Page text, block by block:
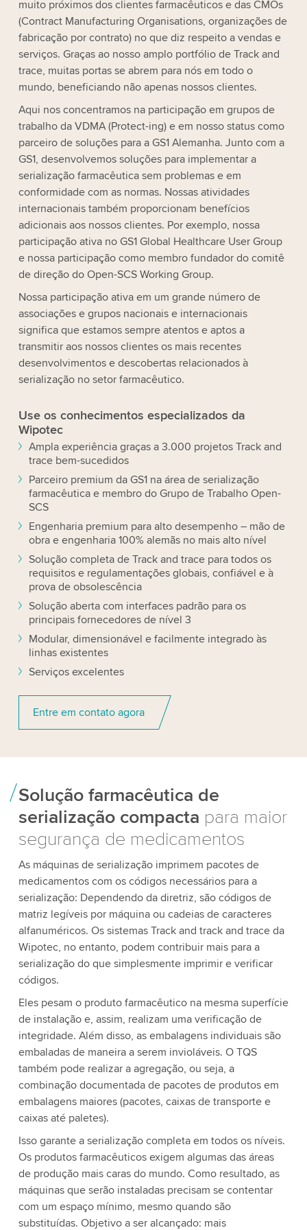
muito próximos dos clientes farmacêuticos e das CMOs
(Contract Manufacturing Organisations, organizações de
fabricação por contrato) no que diz respeito a vendas e
serviços. Graças ao nosso amplo portfólio de Track and
trace, muitas portas se abrem para nós em todo o
mundo, beneficiando não apenas nossos clientes.
Aqui nos concentramos na participação em grupos de
trabalho da VDMA (Protect-ing) e em nosso status como
parceiro de soluções para a GS1 Alemanha. Junto com a
GS1, desenvolvemos soluções para implementar a
serialização farmacêutica sem problemas e em
conformidade com as normas. Nossas atividades
internacionais também proporcionam benefícios
adicionais aos nossos clientes. Por exemplo, nossa
participação ativa no GS1 Global Healthcare User Group
e nossa participação como membro fundador do comitê
de direção do Open-SCS Working Group.
Nossa participação ativa em um grande número de
associações e grupos nacionais e internacionais
significa que estamos sempre atentos e aptos a
transmitir aos nossos clientes os mais recentes
desenvolvimentos e descobertas relacionados à
serialização no setor farmacêutico.
Use os conhecimentos especializados da
Wipotec
Ampla experiência graças a 3.000 projetos Track and
trace bem-sucedidos
Parceiro premium da GS1 na área de serialização
farmacêutica e membro do Grupo de Trabalho Open-
SCS
Engenharia premium para alto desempenho – mão de
obra e engenharia 100% alemãs no mais alto nível
Solução completa de Track and trace para todos os
requisitos e regulamentações globais, confiável e à
prova de obsolescência
Solução aberta com interfaces padrão para os
principais fornecedores de nível 3
Modular, dimensionável e facilmente integrado às
linhas existentes
Serviços excelentes
Entre em contato agora
Solução farmacêutica de
serialização compacta para maior
segurança de medicamentos
As máquinas de serialização imprimem pacotes de
medicamentos com os códigos necessários para a
serialização: Dependendo da diretriz, são códigos de
matriz legíveis por máquina ou cadeias de caracteres
alfanuméricos. Os sistemas Track and track and trace da
Wipotec, no entanto, podem contribuir mais para a
serialização do que simplesmente imprimir e verificar
códigos.
Eles pesam o produto farmacêutico na mesma superfície
de instalação e, assim, realizam uma verificação de
integridade. Além disso, as embalagens individuais são
embaladas de maneira a serem invioláveis. O TQS
também pode realizar a agregação, ou seja, a
combinação documentada de pacotes de produtos em
embalagens maiores (pacotes, caixas de transporte e
caixas até paletes).
Isso garante a serialização completa em todos os níveis.
Os produtos farmacêuticos exigem algumas das áreas
de produção mais caras do mundo. Como resultado, as
máquinas que serão instaladas precisam se contentar
com um espaço mínimo, mesmo quando são
substituídas. Objetivo a ser alcançado: mais